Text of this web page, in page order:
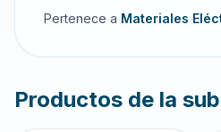
Pertenece a Materiales
Productos de la